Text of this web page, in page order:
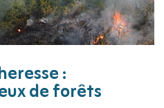
:
de forêts